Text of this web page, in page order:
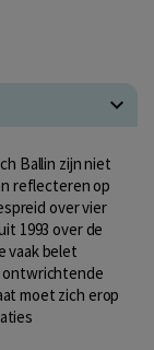
Ballin zijn niet
reflecteren op
over vier
1993 over de
vaak belet
ontwrichtende
moet zich erop